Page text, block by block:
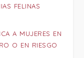
felinas
a mujeres en
o en riesgo